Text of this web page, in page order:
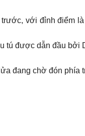
với đỉnh điểm
tú được dẫn đầu bởi
đang chờ đón phía